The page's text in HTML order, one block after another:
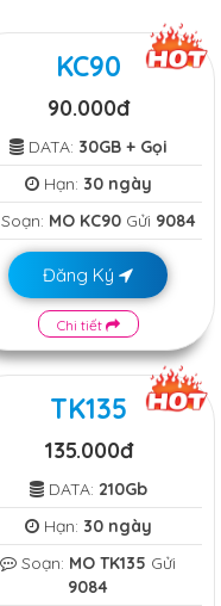
KC90
90.000đ
DATA: 30GB + Gọi
Hạn: 30 ngày
Soạn: MO KC90 Gửi 9084
Đăng Ký
Chi tiết
TK135
135.000đ
DATA: 210Gb
Hạn: 30 ngày
Soạn: MO TK135 Gửi
9084